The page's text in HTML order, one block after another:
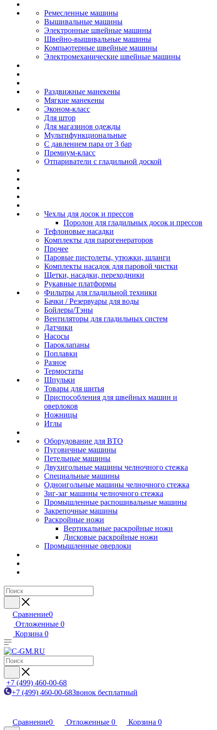
Ремесленные машины
Вышивальные машины
Электронные швейные машины
Швейно-вышивальные машины
Компьютерные швейные машины
Электромеханические швейные машины
Раздвижные манекены
Мягкие манекены
Эконом-класс
Для штор
Для магазинов одежды
Мультифункциональные
С давлением пара от 3 бар
Премиум-класс
Отпариватели с гладильной доской
Чехлы для досок и прессов
Поролон для гладильных досок и прессов
Тефлоновые насадки
Комплекты для парогенераторов
Прочее
Паровые пистолеты, утюжки, шланги
Комплекты насадок для паровой чистки
Щетки, насадки, переходники
Рукавные платформы
Фильтры для гладильной техники
Бачки / Резервуары для воды
Бойлеры/Тэны
Вентиляторы для гладильных систем
Датчики
Насосы
Пароклапаны
Поплавки
Разное
Термостаты
Шпульки
Товары для шитья
Приспособления для швейных машин и
оверлоков
Ножницы
Иглы
Оборудование для ВТО
Пуговичные машины
Петельные машины
Двухигольные машины челночного стежка
Специальные машины
Одноигольные машины челночного стежка
Зиг-заг машины челночного стежка
Промышленные распошивальные машины
Закрепочные машины
Раскройные ножи
Вертикальные раскройные ножи
Дисковые раскройные ножи
Промышленные оверлоки
Сравнение0
Отложенные 0
Корзина 0
+7 (499) 460-00-68
+7 (499) 460-00-68Звонок бесплатный
Сравнение0 Отложенные 0 Корзина 0